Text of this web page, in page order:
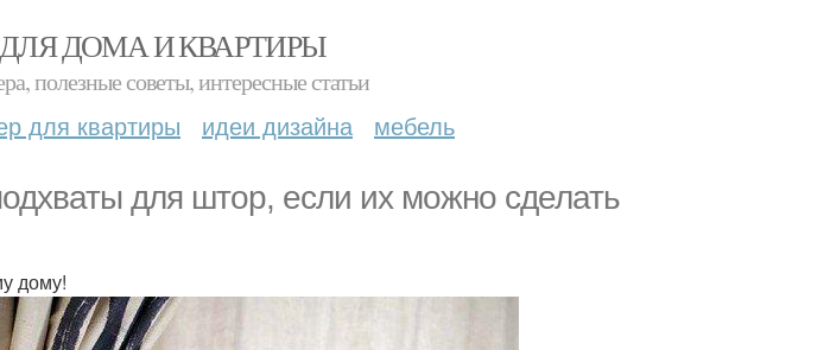
ДЛЯ ДОМА И КВАРТИРЫ
полезные советы, интересные статьи
для квартиры идеи дизайна мебель
для штор, если их можно сделать
дому!